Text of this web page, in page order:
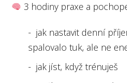
3 hodiny praxe a
- jak nastavit denní
spalovalo tuk, ale ne
- jak jíst, když trénuješ